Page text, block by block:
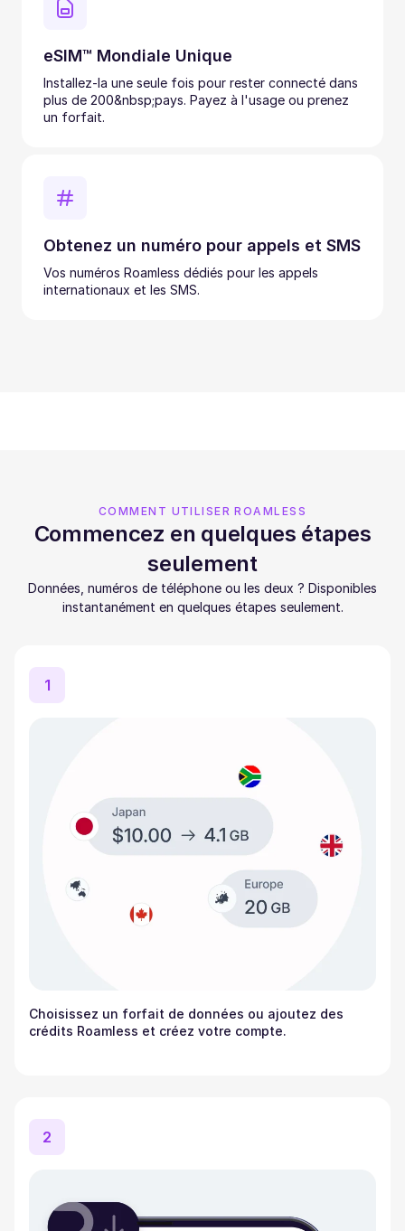
eSIM™ Mondiale Unique
Installez-la une seule fois pour rester connecté dans
plus de 200&nbsp;pays. Payez à l'usage ou prenez
un forfait.
Obtenez un numéro pour appels et SMS
Vos numéros Roamless dédiés pour les appels
internationaux et les SMS.
COMMENT UTILISER ROAMLESS
Commencez en quelques étapes
seulement
Données, numéros de téléphone ou les deux ? Disponibles
instantanément en quelques étapes seulement.
1
Choisissez un forfait de données ou ajoutez des
crédits Roamless et créez votre compte.
2